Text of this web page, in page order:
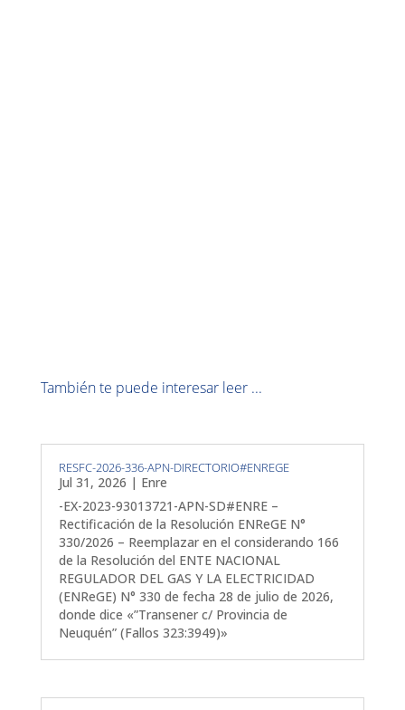
También te puede interesar leer ...
RESFC-2026-336-APN-DIRECTORIO#ENREGE
Jul 31, 2026 | Enre
-EX-2023-93013721-APN-SD#ENRE –
Rectificación de la Resolución ENReGE N°
330/2026 – Reemplazar en el considerando 166
de la Resolución del ENTE NACIONAL
REGULADOR DEL GAS Y LA ELECTRICIDAD
(ENReGE) N° 330 de fecha 28 de julio de 2026,
donde dice «”Transener c/ Provincia de
Neuquén” (Fallos 323:3949)»